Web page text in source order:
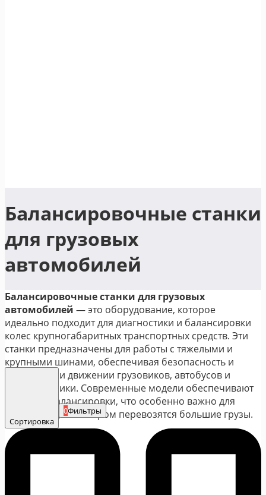
Балансировочные станки
для грузовых
автомобилей
Балансировочные станки для грузовых
автомобилей — это оборудование, которое
идеально подходит для диагностики и балансировки
колес крупногабаритных транспортных средств. Эти
станки предназначены для работы с тяжелыми и
крупными шинами, обеспечивая безопасность и
комфорт при движении грузовиков, автобусов и
другой техники. Современные модели обеспечивают
точность балансировки, что особенно важно для
транспорта, на котором перевозятся большие грузы.
Сортировка
0Фильтры